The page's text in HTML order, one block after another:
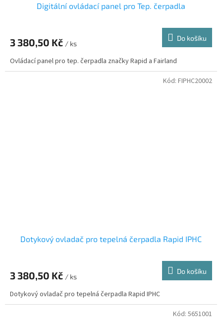
Digitální ovládací panel pro Tep. čerpadla
3 380,50 Kč / ks
Do košíku
Ovládací panel pro tep. čerpadla značky Rapid a Fairland
Dotykový ovladač pro tepelná čerpadla Rapid IPHC
3 380,50 Kč / ks
Do košíku
Dotykový ovladač pro tepelná čerpadla Rapid IPHC
Kód: FIPHC20002
Kód: 5651001